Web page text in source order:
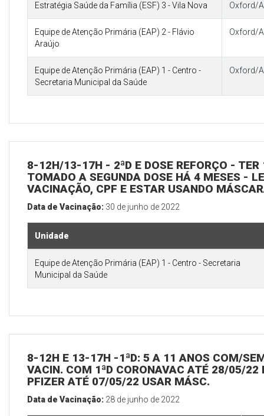
Estratégia Saúde da Família (ESF) 3 - Vila Nova Oxford/
Equipe de Atenção Primária (EAP) 2 - Flávio
Araújo
Oxford/
Equipe de Atenção Primária (EAP) 1 - Centro -
Secretaria Municipal da Saúde
Oxford/
8-12H/13-17H - 2ªD E DOSE REFORÇO -
TOMADO A SEGUNDA DOSE HÁ 4 MESES -
VACINAÇÃO, CPF E ESTAR USANDO
Data de Vacinação: 30 de junho de 2022
Unidade
Equipe de Atenção Primária (EAP) 1 - Centro - Secretaria
Municipal da Saúde
8-12H E 13-17H -1ªD: 5 A 11 ANOS COM/
VACIN. COM 1ªD CORONAVAC ATÉ 28/05/22
PFIZER ATÉ 07/05/22 USAR MÁSC.
Data de Vacinação: 28 de junho de 2022